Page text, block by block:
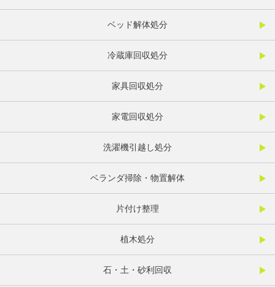
ベッド解体処分
冷蔵庫回収処分
家具回収処分
家電回収処分
洗濯機引越し処分
ベランダ掃除・物置解体
片付け整理
植木処分
石・土・砂利回収